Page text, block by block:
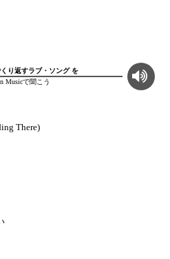
り返すラブ・ソング を
Musicで聞こう
There)